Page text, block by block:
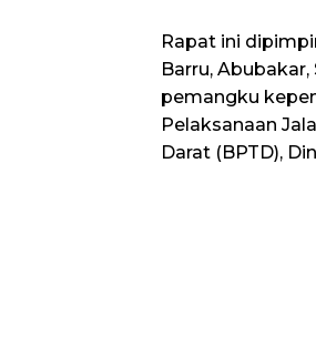
Rapat ini
Barru, Abubakar,
pemangku
Pelaksanaan
Darat (BPTD),